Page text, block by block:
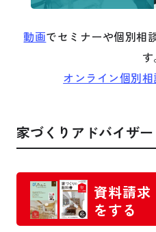
動画でセミナーや個別相
す
オンライン個別相
家づくりアドバイザー
資料請求
をする